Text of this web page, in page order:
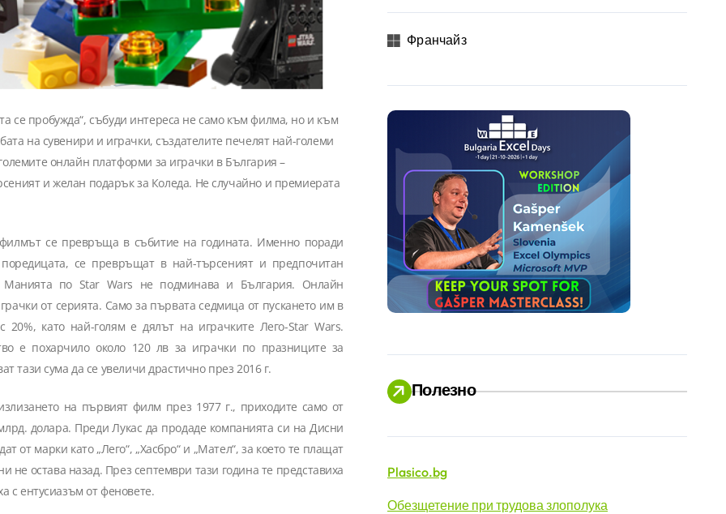
на сувенири и играчки, създателите печелят най-големи
онлайн платформи за играчки в България–
и желан подарък за Коледа. Не случайно и премиерата
се превръща в събитие на годината. Именно поради
се превръщат в най-търсеният и предпочитан
Манията по Star Wars не подминава и България. Онлайн
от серията. Само за първата седмица от пускането им в
като най-голям е дялът на играчките Лего-Star Wars.
е похарчило около 120 лв за играчки по празниците за
тази сума да се увеличи драстично през 2016 г.
на първият филм през 1977 г., приходите само от
долара. Преди Лукас да продаде компанията си на Дисни
от марки като „Лего“, „Хасбро“ и „Мател“, за което те плащат
остава назад. През септември тази година те представиха
с ентусиазъм от феновете.
Франчайз
Полезно
Plasico.bg
Обезщетение при трудова злополука